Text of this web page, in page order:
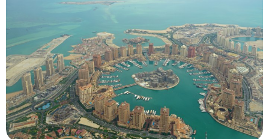
игра
на
златен
стадион